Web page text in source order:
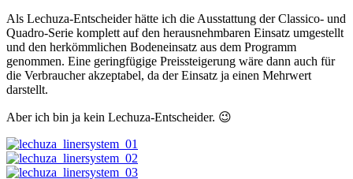
Als Lechuza-Entscheider hätte ich die Ausstattung der Classico- und
Quadro-Serie komplett auf den herausnehmbaren Einsatz umgestellt
und den herkömmlichen Bodeneinsatz aus dem Programm
genommen. Eine geringfügige Preissteigerung wäre dann auch für
die Verbraucher akzeptabel, da der Einsatz ja einen Mehrwert
darstellt.
Aber ich bin ja kein Lechuza-Entscheider. 😉